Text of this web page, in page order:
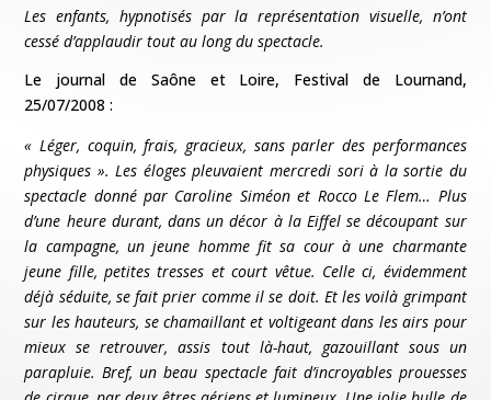
Les enfants, hypnotisés par la représentation visuelle, n’ont
cessé d’applaudir tout au long du spectacle.
Le journal de Saône et Loire, Festival de Lournand,
25/07/2008 :
« Léger, coquin, frais, gracieux, sans parler des performances
physiques ». Les éloges pleuvaient mercredi sori à la sortie du
spectacle donné par Caroline Siméon et Rocco Le Flem… Plus
d’une heure durant, dans un décor à la Eiffel se découpant sur
la campagne, un jeune homme fit sa cour à une charmante
jeune fille, petites tresses et court vêtue. Celle ci, évidemment
déjà séduite, se fait prier comme il se doit. Et les voilà grimpant
sur les hauteurs, se chamaillant et voltigeant dans les airs pour
mieux se retrouver, assis tout là-haut, gazouillant sous un
parapluie. Bref, un beau spectacle fait d’incroyables prouesses